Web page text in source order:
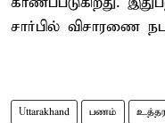
சார்பில் விசாரணை
Uttarakhand பணம்